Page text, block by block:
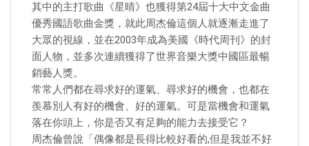
其中的主打歌曲《星晴》也獲得第24屆十大中文金曲
優秀國語歌曲金獎，就此周杰倫這個人就逐漸走進了
大眾的視線，並在2003年成為美國《時代周刊》的封
面人物，並多次連續獲得了世界音樂大獎中國區最暢
銷藝人獎。
常常人們都在尋求好的運氣、尋求好的機會，也都在
羨慕別人有好的機會、好的運氣。可是當機會和運氣
落在你頭上，你是否又有足夠的能力去接受它？
周杰倫曾說「偶像都是長得比較好看的,但是我並不好